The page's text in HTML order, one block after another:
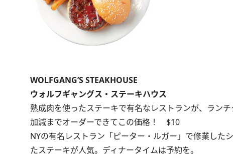
WOLFGANG’S STEAKHOUSE
ウォルフギャングス・ステーキハウス
熟成肉を使ったステーキで有名なレストランが、ラン
加減までオーダーできてこの価格！ $10
NYの有名レストラン「ピーター・ルガー」で修業した
たステーキが人気。ディナータイムは予約を。